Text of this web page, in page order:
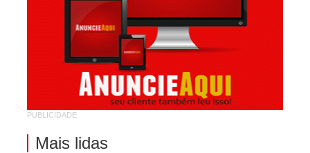
São Judas Tadeu
Vila Rodoviária
PUBLICIDADE
Mais lidas